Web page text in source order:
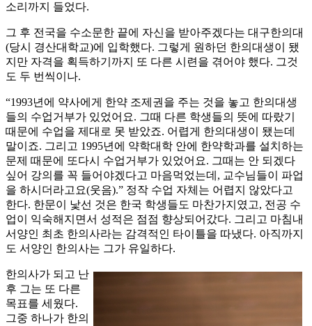
소리까지 들었다.
그 후 전국을 수소문한 끝에 자신을 받아주겠다는 대구한의대
(당시 경산대학교)에 입학했다. 그렇게 원하던 한의대생이 됐
지만 자격을 획득하기까지 또 다른 시련을 겪어야 했다. 그것
도 두 번씩이나.
“1993년에 약사에게 한약 조제권을 주는 것을 놓고 한의대생
들의 수업거부가 있었어요. 그때 다른 학생들의 뜻에 따랐기
때문에 수업을 제대로 못 받았죠. 어렵게 한의대생이 됐는데
말이죠. 그리고 1995년에 약학대학 안에 한약학과를 설치하는
문제 때문에 또다시 수업거부가 있었어요. 그때는 안 되겠다
싶어 강의를 꼭 들어야겠다고 마음먹었는데, 교수님들이 파업
을 하시더라고요(웃음).” 정작 수업 자체는 어렵지 않았다고
한다. 한문이 낯선 것은 한국 학생들도 마찬가지였고, 전공 수
업이 익숙해지면서 성적은 점점 향상되어갔다. 그리고 마침내
서양인 최초 한의사라는 감격적인 타이틀을 따냈다. 아직까지
도 서양인 한의사는 그가 유일하다.
한의사가 되고 난
후 그는 또 다른
목표를 세웠다.
그중 하나가 한의